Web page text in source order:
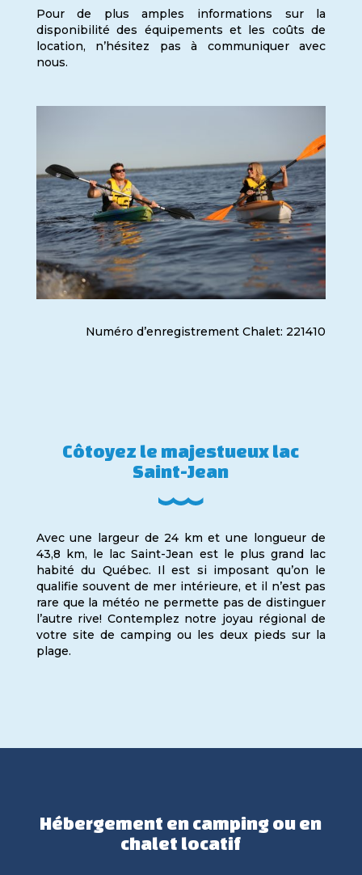
Pour de plus amples informations sur la
disponibilité des équipements et les coûts de
location, n’hésitez pas à communiquer avec
nous.
Numéro d’enregistrement Chalet: 221410
Côtoyez le majestueux lac
Saint-Jean
Avec une largeur de 24 km et une longueur de
43,8 km, le lac Saint-Jean est le plus grand lac
habité du Québec. Il est si imposant qu’on le
qualifie souvent de mer intérieure, et il n’est pas
rare que la météo ne permette pas de distinguer
l’autre rive! Contemplez notre joyau régional de
votre site de camping ou les deux pieds sur la
plage.
Hébergement en camping ou en
chalet locatif